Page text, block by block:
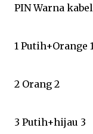
PIN Warna
1 Putih+Orange
2 Orang 2
3 Putih+hijau 3